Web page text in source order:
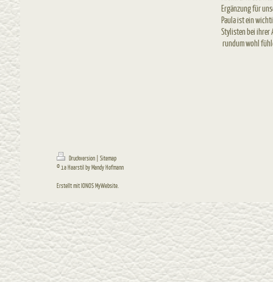
Ergänzung für
Paula ist ein
Stylisten bei ihrer
rundum wohl
Druckversion | Sitemap
© 1a Haarstil by Mandy Hofmann
Erstellt mitIONOS MyWebsite.